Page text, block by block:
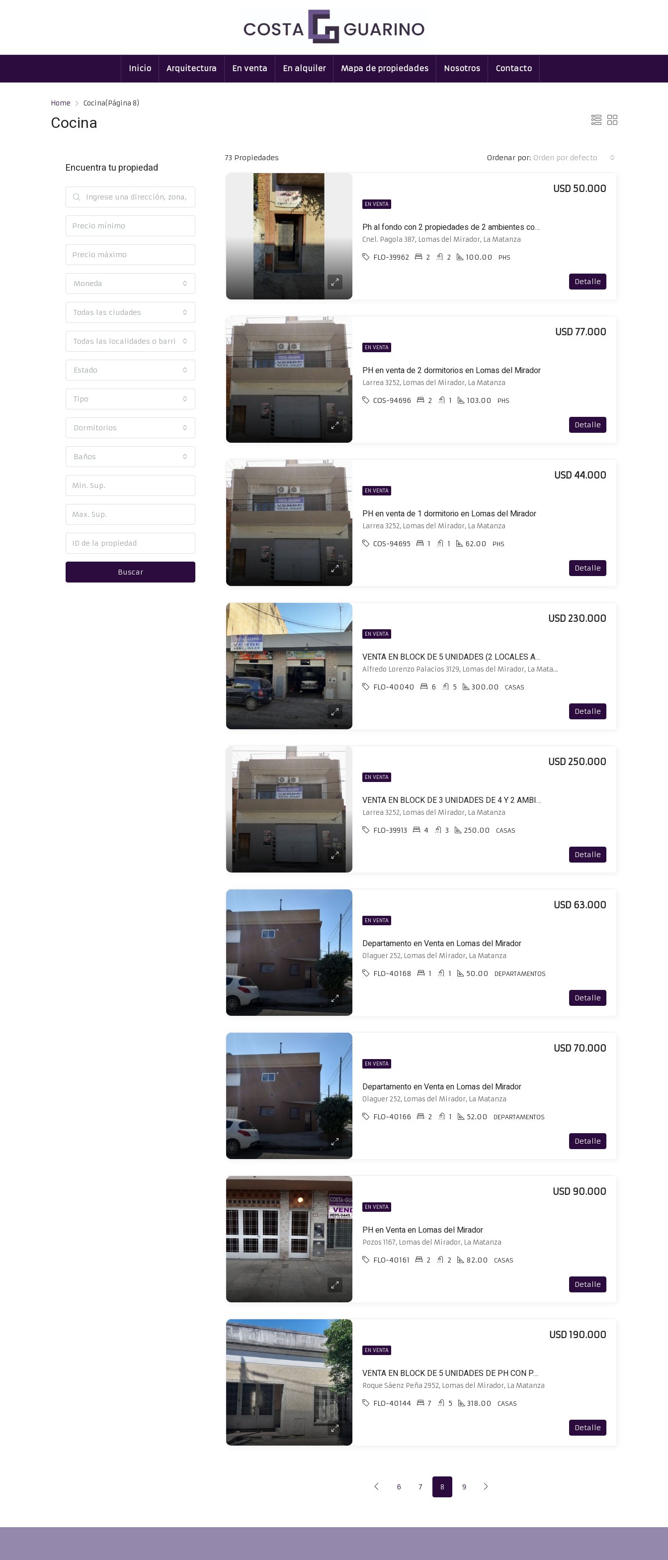
Inicio Arquitectura En venta En alquiler Mapa de propiedades Nosotros Contacto
Home Cocina(Página 8)
Cocina
73 Propiedades Ordenar por: Orden por defecto
EN VENTA
Ph al fondo con 2 propiedades de 2 ambientes con patio y terraza
USD 50.000
Cnel. Pagola 387, Lomas del Mirador, La Matanza
FLO-39962 2 2 100.00 PHS
Detalle
EN VENTA
PH en venta de 2 dormitorios en Lomas del Mirador
USD 77.000
Larrea 3252, Lomas del Mirador, La Matanza
COS-94696 2 1 103.00 PHS
Detalle
EN VENTA
PH en venta de 1 dormitorio en Lomas del Mirador
USD 44.000
Larrea 3252, Lomas del Mirador, La Matanza
COS-94695 1 1 62.00 PHS
Detalle
EN VENTA
VENTA EN BLOCK DE 5 UNIDADES (2 LOCALES AL FRENTE + 3 VIVIENDAS)
USD 230.000
Alfredo Lorenzo Palacios 3129, Lomas del Mirador, La Matanza
FLO-40040 6 5 300.00 CASAS
Detalle
EN VENTA
VENTA EN BLOCK DE 3 UNIDADES DE 4 Y 2 AMBIENTES MÁS LOCAL EN PLANTA BAJA
USD 250.000
Larrea 3252, Lomas del Mirador, La Matanza
FLO-39913 4 3 250.00 CASAS
Detalle
EN VENTA
Departamento en Venta en Lomas del Mirador
USD 63.000
Olaguer 252, Lomas del Mirador, La Matanza
FLO-40168 1 1 50.00 DEPARTAMENTOS
Detalle
EN VENTA
Departamento en Venta en Lomas del Mirador
USD 70.000
Olaguer 252, Lomas del Mirador, La Matanza
FLO-40166 2 1 52.00 DEPARTAMENTOS
Detalle
EN VENTA
PH en Venta en Lomas del Mirador
USD 90.000
Pozos 1167, Lomas del Mirador, La Matanza
FLO-40161 2 2 82.00 CASAS
Detalle
EN VENTA
VENTA EN BLOCK DE 5 UNIDADES DE PH CON PATIO Y TERRAZA INDIVIDUAL
USD 190.000
Roque Sáenz Peña 2952, Lomas del Mirador, La Matanza
FLO-40144 7 5 318.00 CASAS
Detalle
6 7 8 9
Encuentra tu propiedad
Moneda
Todas las ciudades
Todas las localidades o barrios
Estado
Tipo
Dormitorios
Baños
Buscar